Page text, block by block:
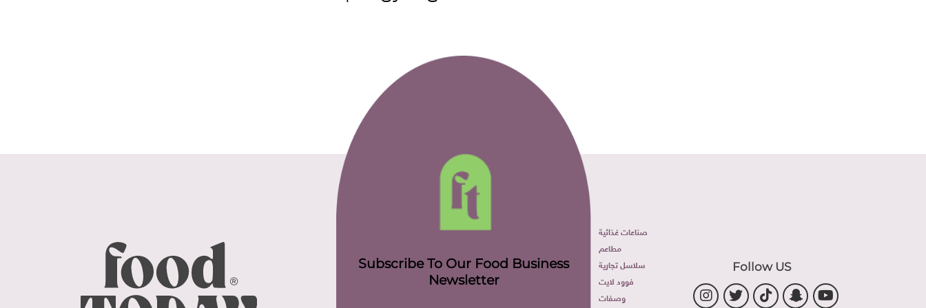
Follow US
صناعات غذائية
مطاعم
سلاسل تجارية
فوود لايت
وصفات
Subscribe To Our Food Business
Newsletter